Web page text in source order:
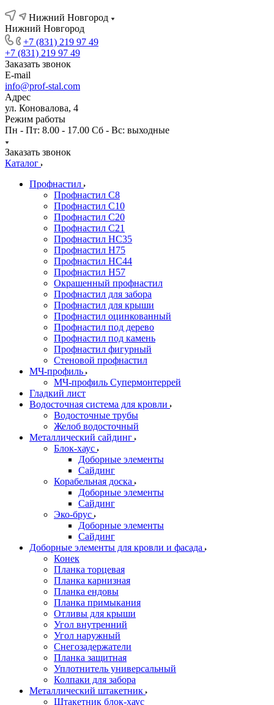
Нижний Новгород
Нижний Новгород
+7 (831) 219 97 49
+7 (831) 219 97 49
Заказать звонок
E-mail
info@prof-stal.com
Адрес
ул. Коновалова, 4
Режим работы
Пн - Пт: 8.00 - 17.00 Сб - Вс: выходные
Заказать звонок
Каталог
Профнастил
Профнастил С8
Профнастил С10
Профнастил С20
Профнастил С21
Профнастил НС35
Профнастил Н75
Профнастил HC44
Профнастил Н57
Окрашенный профнастил
Профнастил для забора
Профнастил для крыши
Профнастил оцинкованный
Профнастил под дерево
Профнастил под камень
Профнастил фигурный
Стеновой профнастил
МЧ-профиль
МЧ-профиль Супермонтеррей
Гладкий лист
Водосточная система для кровли
Водосточные трубы
Желоб водосточный
Металлический сайдинг
Блок-хаус
Доборные элементы
Сайдинг
Корабельная доска
Доборные элементы
Сайдинг
Эко-брус
Доборные элементы
Сайдинг
Доборные элементы для кровли и фасада
Конек
Планка торцевая
Планка карнизная
Планка ендовы
Планка примыкания
Отливы для крыши
Угол внутренний
Угол наружный
Снегозадержатели
Планка защитная
Уплотнитель универсальный
Колпаки для забора
Металлический штакетник
Штакетник блок-хаус